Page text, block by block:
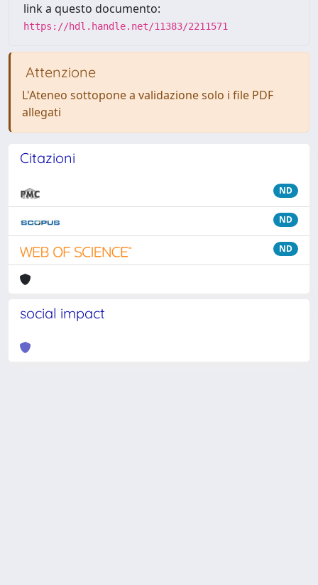
link a questo documento:
https://hdl.handle.net/11383/2211571
Attenzione
L'Ateneo sottopone a validazione solo i file PDF
allegati
Citazioni
ND
ND
ND
social impact